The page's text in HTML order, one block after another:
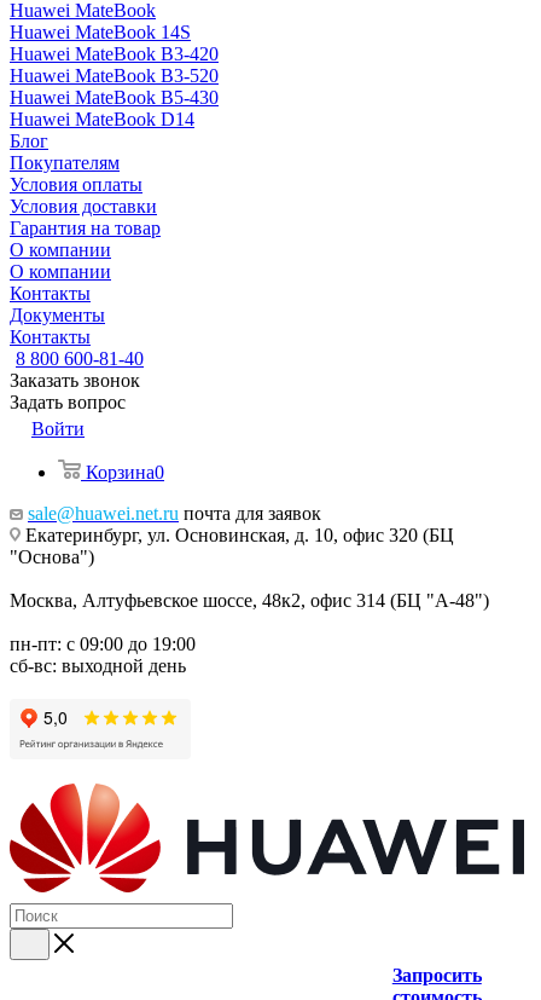
Huawei MateBook
Huawei MateBook 14S
Huawei MateBook B3-420
Huawei MateBook B3-520
Huawei MateBook B5-430
Huawei MateBook D14
Блог
Покупателям
Условия оплаты
Условия доставки
Гарантия на товар
О компании
О компании
Контакты
Документы
Контакты
8 800 600-81-40
Заказать звонок
Задать вопрос
Войти
Корзина0
sale@huawei.net.ru почта для заявок
Екатеринбург, ул. Основинская, д. 10, офис 320 (БЦ
"Основа")
Москва, Алтуфьевское шоссе, 48к2, офис 314 (БЦ "А-48")
пн-пт: с 09:00 до 19:00
сб-вс: выходной день
Запросить